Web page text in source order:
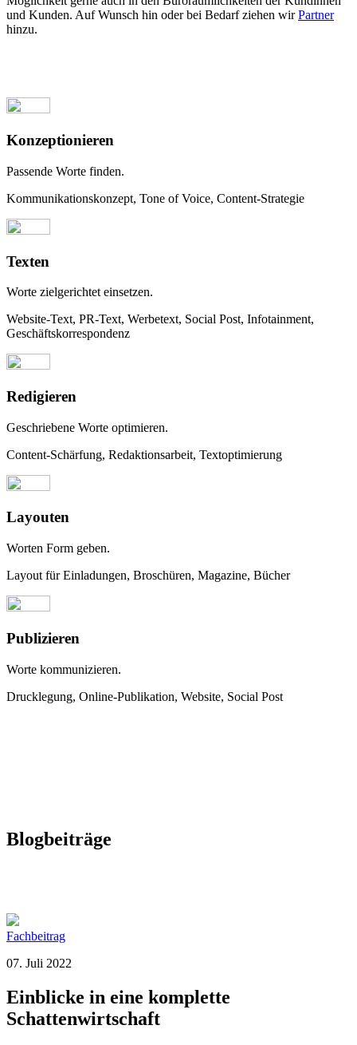
und Kunden. Auf Wunsch hin oder bei Bedarf ziehen wirPartner
hinzu.
Konzeptionieren
Passende Worte finden.
Kommunikationskonzept, Tone of Voice, Content-Strategie
Texten
Worte zielgerichtet einsetzen.
Website-Text, PR-Text, Werbetext, Social Post, Infotainment,
Geschäftskorrespondenz
Redigieren
Geschriebene Worte optimieren.
Content-Schärfung, Redaktionsarbeit, Textoptimierung
Layouten
Worten Form geben.
Layout für Einladungen, Broschüren, Magazine, Bücher
Publizieren
Worte kommunizieren.
Drucklegung, Online-Publikation, Website, Social Post
Blogbeiträge
Fachbeitrag
07. Juli 2022
Einblicke in eine komplette
Schattenwirtschaft